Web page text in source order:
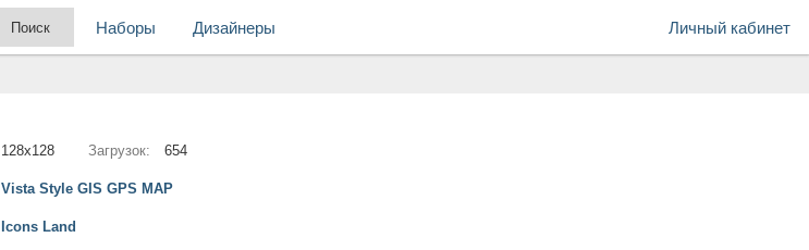
Личный кабинет
Наборы Дизайнеры
128x128 Загрузок: 654
Vista Style GIS GPS MAP
Icons Land